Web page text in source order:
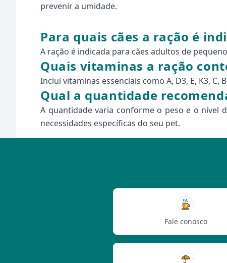
prevenir a umidade.
Para quais cães a ração é
A ração é indicada para cães adultos de
Quais vitaminas a ração
Inclui vitaminas essenciais como A, D3, E, K3,
Qual a quantidade
A quantidade varia conforme o peso e o nível
necessidades específicas do seu pet.
Fale conosco